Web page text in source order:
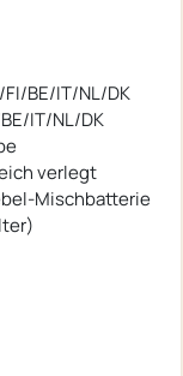
BE/IT/NL/DK
IT/NL/DK
verlegt
Mischbatterie